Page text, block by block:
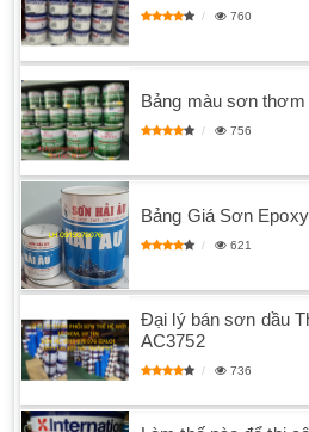
760
Bảng màu sơn
756
Bảng Giá Sơn
621
Đại lý bán sơn dầu
AC3752
736